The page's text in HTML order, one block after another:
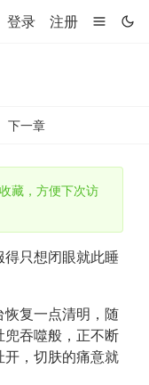
登录 注册
下一章
藏，方便下次访
得只想闭眼就此睡
复一点清明，随
兜吞噬般，正不断
，切肤的痛意就